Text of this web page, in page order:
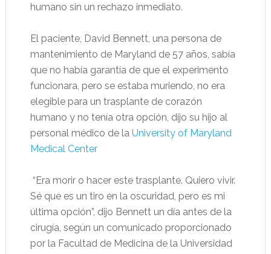
humano sin un rechazo inmediato.
El paciente, David Bennett, una persona de
mantenimiento de Maryland de 57 años, sabía
que no había garantía de que el experimento
funcionara, pero se estaba muriendo, no era
elegible para un trasplante de corazón
humano y no tenía otra opción, dijo su hijo al
personal médico de la University of Maryland
Medical Center
“Era morir o hacer este trasplante. Quiero vivir.
Sé que es un tiro en la oscuridad, pero es mi
última opción”, dijo Bennett un día antes de la
cirugía, según un comunicado proporcionado
por la Facultad de Medicina de la Universidad